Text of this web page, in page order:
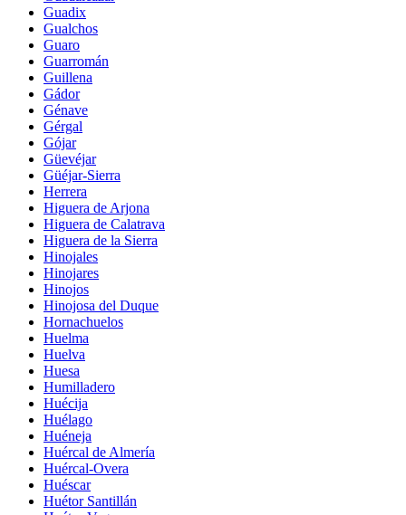
Guadix
Gualchos
Guaro
Guarromán
Guillena
Gádor
Génave
Gérgal
Gójar
Güevéjar
Güéjar-Sierra
Herrera
Higuera de Arjona
Higuera de Calatrava
Higuera de la Sierra
Hinojales
Hinojares
Hinojos
Hinojosa del Duque
Hornachuelos
Huelma
Huelva
Huesa
Humilladero
Huécija
Huélago
Huéneja
Huércal de Almería
Huércal-Overa
Huéscar
Huétor Santillán